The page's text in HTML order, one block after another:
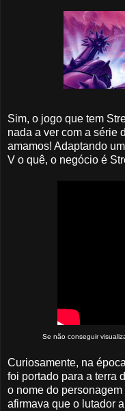
Sim, o jogo que tem
nada a ver com a série
amamos! Adaptando
V o quê, o negócio é
Se não conseguir
Curiosamente, na
foi portado para a terra
o nome do
afirmava que o lutador